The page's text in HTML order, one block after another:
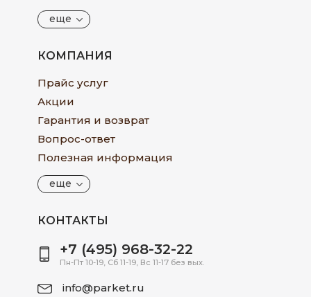
еще
КОМПАНИЯ
Прайс услуг
Акции
Гарантия и возврат
Вопрос-ответ
Полезная информация
еще
КОНТАКТЫ
+7 (495) 968-32-22
Пн-Пт 10-19, Сб 11-19, Вс 11-17 без вых.
info@parket.ru